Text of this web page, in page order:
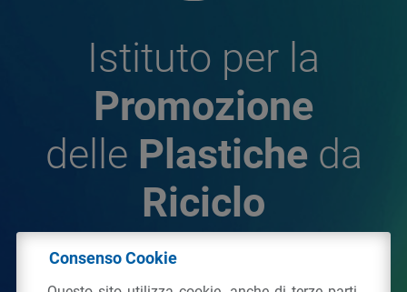
Istituto per la
Promozione
delle Plastiche da
Riciclo
Consenso Cookie